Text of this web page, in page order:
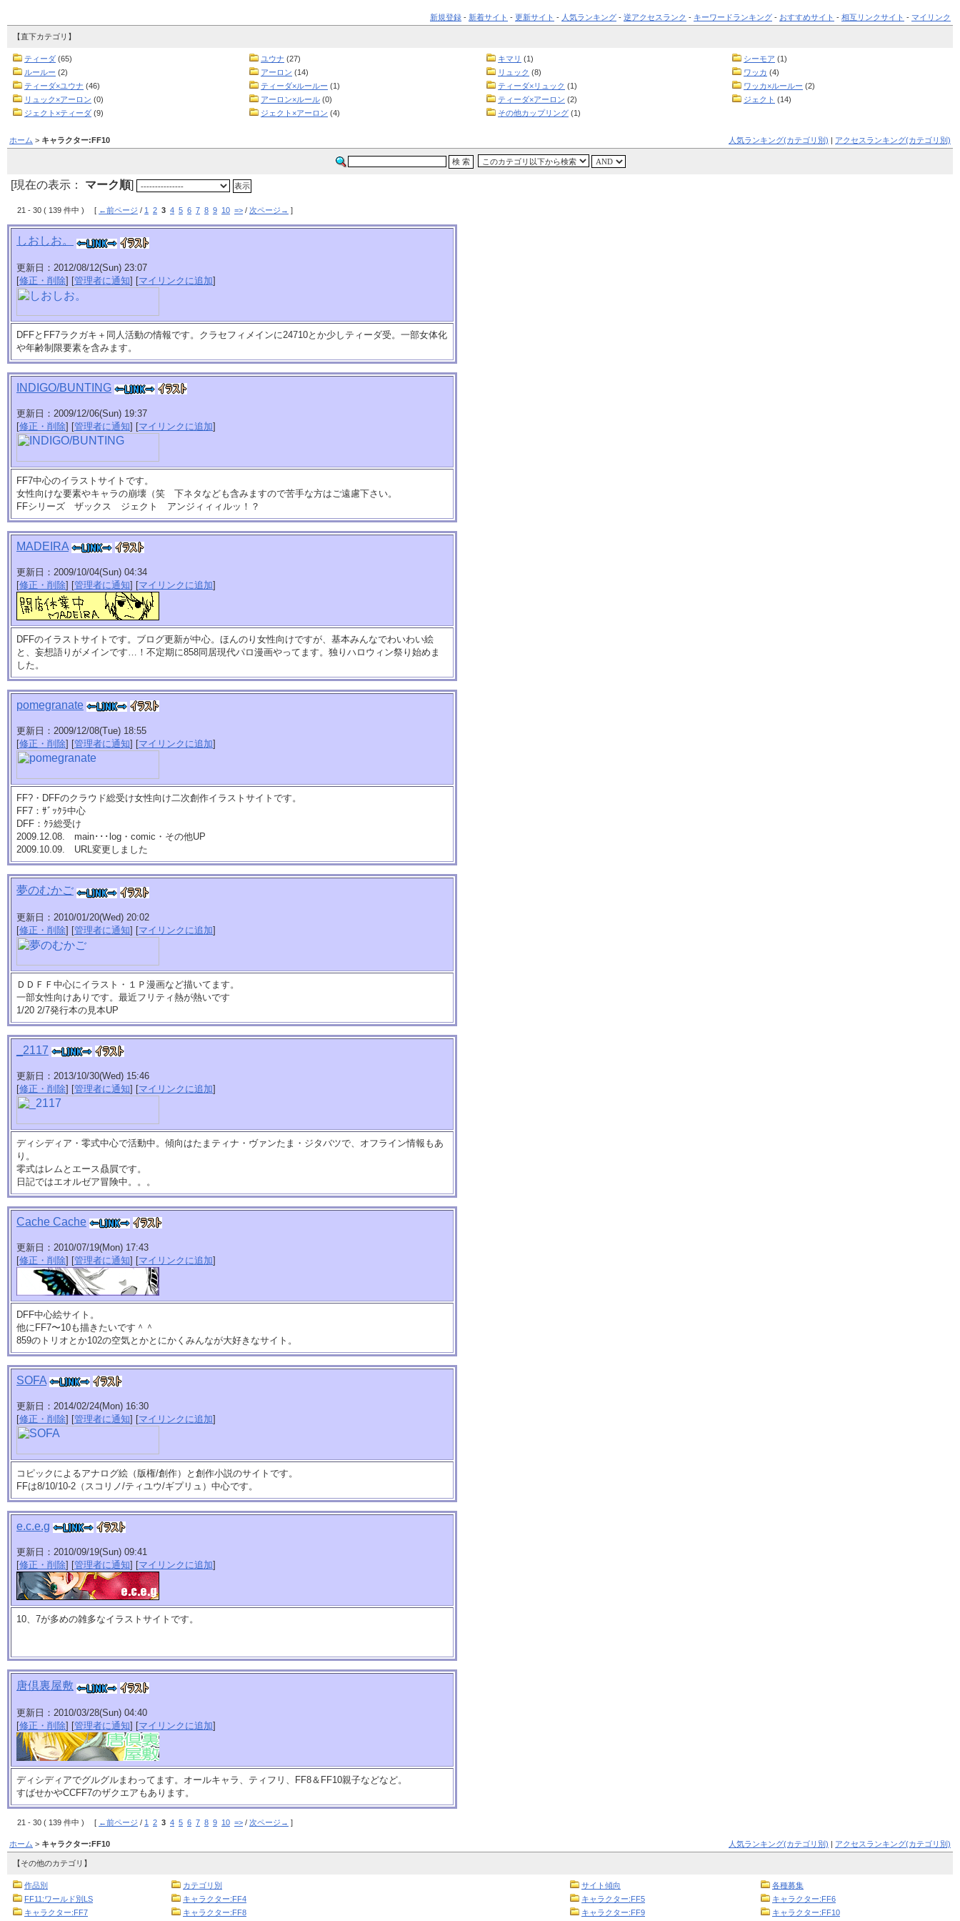
新規登録 - 新着サイト - 更新サイト - 人気ランキング - 逆アクセスランク - キーワードランキング - おすすめサイト - 相互リンクサイト - マイリンク
【直下カテゴリ】
ティーダ (65) ユウナ (27) キマリ (1) シーモア (1)
ルールー (2) アーロン (14) リュック (8) ワッカ (4)
ティーダ×ユウナ (46) ティーダ×ルールー (1) ティーダ×リュック (1) ワッカ×ルールー (2)
リュック×アーロン (0) アーロン×ルール (0) ティーダ×アーロン (2) ジェクト (14)
ジェクト×ティーダ (9) ジェクト×アーロン (4) その他カップリング (1)
ホーム > キャラクター:FF10 人気ランキング(カテゴリ別) | アクセスランキング(カテゴリ別)
[現在の表示： マーク順]
21 - 30 ( 139 件中 ) [ ←前ページ / 1 2 3 4 5 6 7 8 9 10 => / 次ページ→ ]
しおしお。
更新日：2012/08/12(Sun) 23:07
[修正・削除] [管理者に通知] [マイリンクに追加]
DFFとFF7ラクガキ＋同人活動の情報です。クラセフィメインに24710とか少しティーダ受。一部女体化
や年齢制限要素を含みます。
INDIGO/BUNTING
更新日：2009/12/06(Sun) 19:37
[修正・削除] [管理者に通知] [マイリンクに追加]
FF7中心のイラストサイトです。
女性向けな要素やキャラの崩壊（笑 下ネタなども含みますので苦手な方はご遠慮下さい。
FFシリーズ ザックス ジェクト アンジィィィルッ！？
MADEIRA
更新日：2009/10/04(Sun) 04:34
[修正・削除] [管理者に通知] [マイリンクに追加]
DFFのイラストサイトです。ブログ更新が中心。ほんのり女性向けですが、基本みんなでわいわい絵
と、妄想語りがメインです…！不定期に858同居現代パロ漫画やってます。独りハロウィン祭り始めま
した。
pomegranate
更新日：2009/12/08(Tue) 18:55
[修正・削除] [管理者に通知] [マイリンクに追加]
FF?・DFFのクラウド総受け女性向け二次創作イラストサイトです。
FF7：ｻﾞｯｸﾗ中心
DFF：ｸﾗ総受け
2009.12.08. main･･･log・comic・その他UP
2009.10.09. URL変更しました
夢のむかご
更新日：2010/01/20(Wed) 20:02
[修正・削除] [管理者に通知] [マイリンクに追加]
ＤＤＦＦ中心にイラスト・１Ｐ漫画など描いてます。
一部女性向けありです。最近フリティ熱が熱いです
1/20 2/7発行本の見本UP
_2117
更新日：2013/10/30(Wed) 15:46
[修正・削除] [管理者に通知] [マイリンクに追加]
ディシディア・零式中心で活動中。傾向はたまティナ・ヴァンたま・ジタバツで、オフライン情報もあ
り。
零式はレムとエース贔屓です。
日記ではエオルゼア冒険中。。。
Cache Cache
更新日：2010/07/19(Mon) 17:43
[修正・削除] [管理者に通知] [マイリンクに追加]
DFF中心絵サイト。
他にFF7〜10も描きたいです＾＾
859のトリオとか102の空気とかとにかくみんなが大好きなサイト。
SOFA
更新日：2014/02/24(Mon) 16:30
[修正・削除] [管理者に通知] [マイリンクに追加]
コピックによるアナログ絵（版権/創作）と創作小説のサイトです。
FFは8/10/10-2（スコリノ/ティユウ/ギプリュ）中心です。
e.c.e.g
更新日：2010/09/19(Sun) 09:41
[修正・削除] [管理者に通知] [マイリンクに追加]
10、7が多めの雑多なイラストサイトです。
唐倶裏屋敷
更新日：2010/03/28(Sun) 04:40
[修正・削除] [管理者に通知] [マイリンクに追加]
ディシディアでグルグルまわってます。オールキャラ、ティフリ、FF8＆FF10親子などなど。
すばせかやCCFF7のザクエアもあります。
21 - 30 ( 139 件中 ) [ ←前ページ / 1 2 3 4 5 6 7 8 9 10 => / 次ページ→ ]
ホーム > キャラクター:FF10 人気ランキング(カテゴリ別) | アクセスランキング(カテゴリ別)
【その他のカテゴリ】
作品別 カテゴリ別 サイト傾向
各種募集
FF11:ワールド別LS
キャラクター:FF4 キャラクター:FF5
キャラクター:FF6
キャラクター:FF7
キャラクター:FF8 キャラクター:FF9 キャラクター:FF10